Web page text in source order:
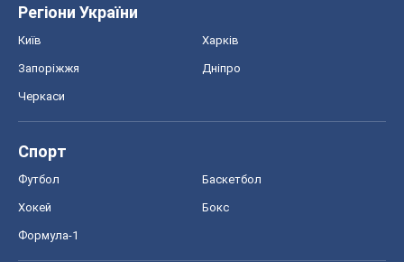
Регіони України
Київ Харків
Запоріжжя Дніпро
Черкаси
Спорт
Футбол Баскетбол
Хокей Бокс
Формула-1